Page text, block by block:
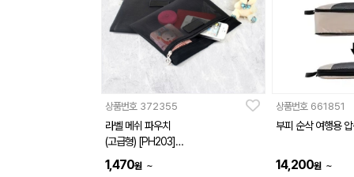
상품번호 372355
라벨 메쉬 파우치
(고급형) [PH203]
(235x180mm)
1,470원 ~
상품번호 661851
부피 순삭 여행용
14,200원 ~